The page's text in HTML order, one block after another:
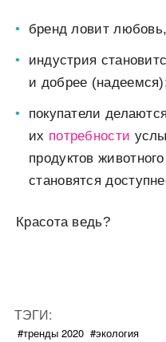
бренд ловит
индустрия
и добрее
покупатели
их потребности
продуктов
становятся
Красота ведь?
ТЭГИ:
#тренды 2020 #экология